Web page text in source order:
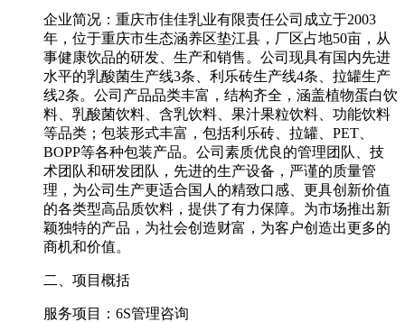
企业简况：重庆市佳佳乳业有限责任公司成立于2003
年，位于重庆市生态涵养区垫江县，厂区占地50亩，从
事健康饮品的研发、生产和销售。公司现具有国内先进
水平的乳酸菌生产线3条、利乐砖生产线4条、拉罐生产
线2条。公司产品品类丰富，结构齐全，涵盖植物蛋白饮
料、乳酸菌饮料、含乳饮料、果汁果粒饮料、功能饮料
等品类；包装形式丰富，包括利乐砖、拉罐、PET、
BOPP等各种包装产品。公司素质优良的管理团队、技
术团队和研发团队，先进的生产设备，严谨的质量管
理，为公司生产更适合国人的精致口感、更具创新价值
的各类型高品质饮料，提供了有力保障。为市场推出新
颖独特的产品，为社会创造财富，为客户创造出更多的
商机和价值。
二、项目概括
服务项目：6S管理咨询